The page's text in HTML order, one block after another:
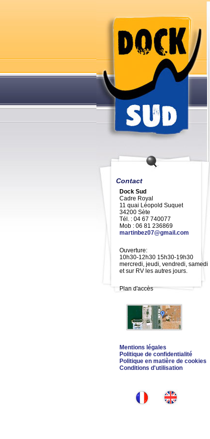
Contact
Dock Sud
Cadre Royal
11 quai Léopold Suquet
34200 Sète
Tél. : 04 67 740077
Mob : 06 81 236869
martinbez07@gmail.com
Ouverture:
10h30-12h30 15h30-19h30
mercredi, jeudi, vendredi, samedi
et sur RV les autres jours.
Plan d'accès
Mentions légales
Politique de confidentialité
Politique en matière de cookies
Conditions d'utilisation